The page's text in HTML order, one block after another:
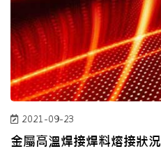
2021-09-23
金屬高溫焊接焊料熔接狀況